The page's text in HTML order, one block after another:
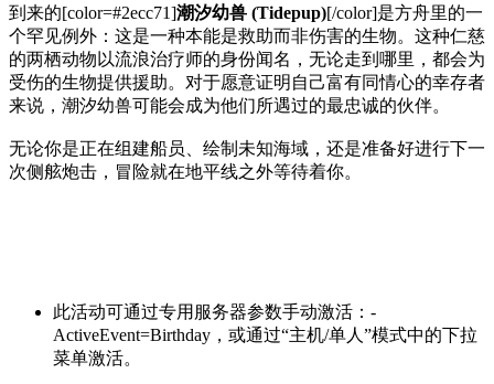
到来的[color=#2ecc71]潮汐幼兽 (Tidepup)[/color]是方舟里的一
个罕见例外：这是一种本能是救助而非伤害的生物。这种仁慈
的两栖动物以流浪治疗师的身份闻名，无论走到哪里，都会为
受伤的生物提供援助。对于愿意证明自己富有同情心的幸存者
来说，潮汐幼兽可能会成为他们所遇过的最忠诚的伙伴。
无论你是正在组建船员、绘制未知海域，还是准备好进行下一
次侧舷炮击，冒险就在地平线之外等待着你。
此活动可通过专用服务器参数手动激活：-
ActiveEvent=Birthday，或通过“主机/单人”模式中的下拉
菜单激活。